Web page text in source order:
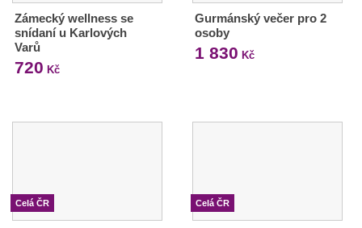
Zámecký wellness se
snídaní u Karlových
Varů
720 Kč
Gurmánský večer pro 2
osoby
1 830 Kč
Celá ČR Celá ČR